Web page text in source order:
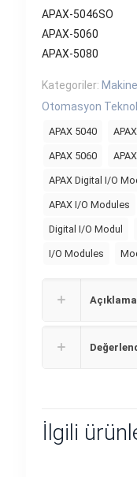
APAX-5046SO
APAX-5060
APAX-5080
Kategoriler:
Otomasyon
APAX 5040
APAX 5060
APAX Digital I/O
APAX I/O Modules
Digital I/O Modul
I/O Modules
Açıklama
İlgili